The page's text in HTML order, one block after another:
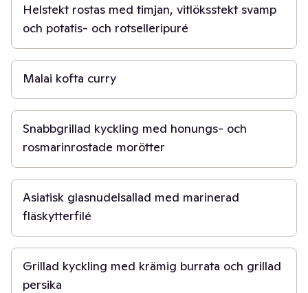
Helstekt rostas med timjan, vitlöksstekt svamp
och potatis- och rotselleripuré
1 t
Malai kofta curry
45 min
Snabbgrillad kyckling med honungs- och
rosmarinrostade morötter
1 t
Asiatisk glasnudelsallad med marinerad
fläskytterfilé
45 min
Grillad kyckling med krämig burrata och grillad
persika